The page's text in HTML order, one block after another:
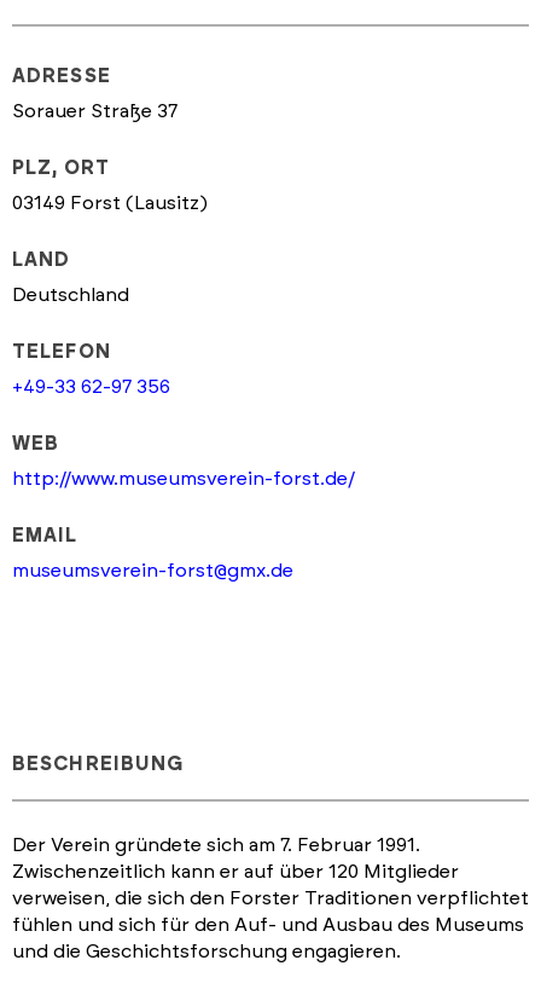
ADRESSE
Sorauer Straße 37
PLZ, ORT
03149 Forst (Lausitz)
LAND
Deutschland
TELEFON
+49-33 62-97 356
WEB
http://www.museumsverein-forst.de/
EMAIL
museumsverein-forst@gmx.de
BESCHREIBUNG
Der Verein gründete sich am 7. Februar 1991.
Zwischenzeitlich kann er auf über 120 Mitglieder
verweisen, die sich den Forster Traditionen verpflichtet
fühlen und sich für den Auf- und Ausbau des Museums
und die Geschichtsforschung engagieren.